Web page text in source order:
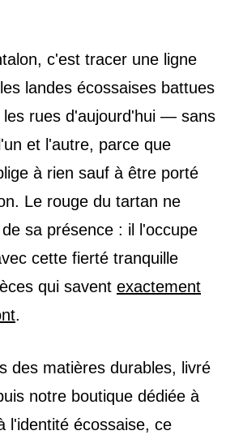
c'est tracer une ligne
landes écossaises battues
les rues d'aujourd'hui — sans
et l'autre, parce que
à rien sauf à être porté
Le rouge du tartan ne
sa présence : il l'occupe
cette fierté tranquille
qui savent exactement
.
des matières durables, livré
notre boutique dédiée à
l'identité écossaise, ce